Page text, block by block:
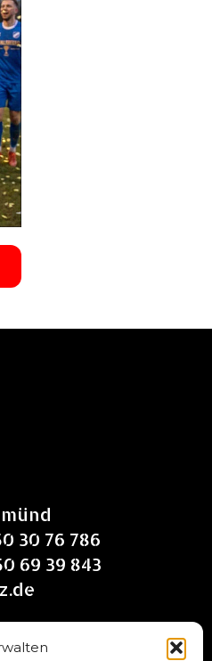
30 76 786
69 39 843